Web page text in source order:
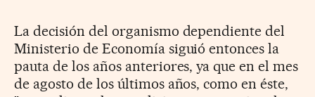
La decisión del organismo dependiente del
Ministerio de Economía siguió entonces la
pauta de los años anteriores, ya que en el mes
de agosto de los últimos años, como en éste,